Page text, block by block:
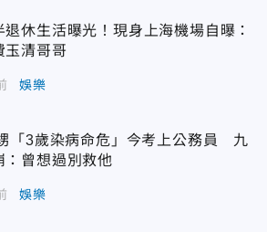
退休生活曝光！現身上海機場自曝：
玉清哥哥
娛樂
「3歲染病命危」今考上公務員 九
：曾想過別救他
娛樂